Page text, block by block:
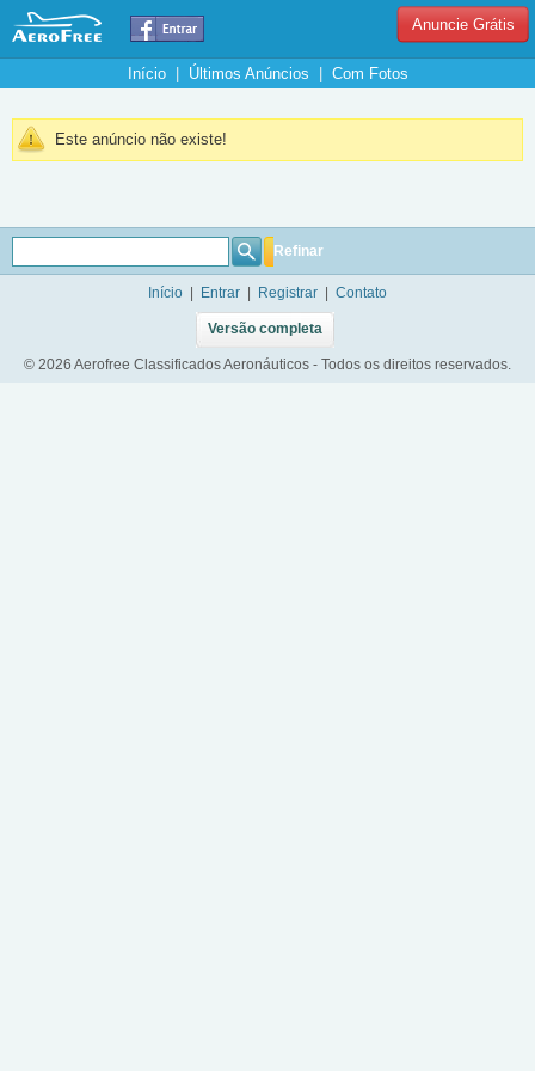
Anuncie Grátis
Início| Últimos Anúncios Com Fotos
Este anúncio não existe!
Refinar
Início Entrar Registrar Contato
Versão completa
© 2026 Aerofree Classificados Aeronáuticos - Todos os direitos reservados.